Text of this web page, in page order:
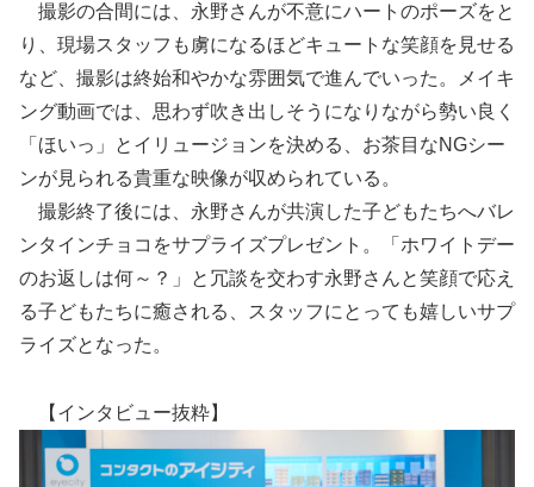
撮影の合間には、永野さんが不意にハートのポーズをと
り、現場スタッフも虜になるほどキュートな笑顔を見せる
など、撮影は終始和やかな雰囲気で進んでいった。メイキ
ング動画では、思わず吹き出しそうになりながら勢い良く
「ほいっ」とイリュージョンを決める、お茶目なNGシー
ンが見られる貴重な映像が収められている。
撮影終了後には、永野さんが共演した子どもたちへバレ
ンタインチョコをサプライズプレゼント。「ホワイトデー
のお返しは何～？」と冗談を交わす永野さんと笑顔で応え
る子どもたちに癒される、スタッフにとっても嬉しいサプ
ライズとなった。
【インタビュー抜粋】